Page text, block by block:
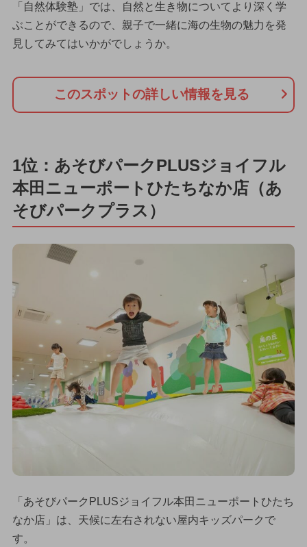
「自然体験塾」では、自然と生き物についてより深く学
ぶことができるので、親子で一緒に海の生物の魅力を発
見してみてはいかがでしょうか。
このスポットの詳しい情報を見る
1位：あそびパークPLUSジョイフル
本田ニューポートひたちなか店（あ
そびパークプラス）
「あそびパークPLUSジョイフル本田ニューポートひたち
なか店」は、天候に左右されない屋内キッズパークで
す。